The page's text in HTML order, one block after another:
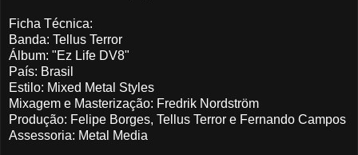
Ficha Técnica:
Banda: Tellus Terror
Álbum: "Ez Life DV8"
País: Brasil
Estilo: Mixed Metal Styles
Mixagem e Masterização: Fredrik Nordström
Produção: Felipe Borges, Tellus Terror e Fernando Campos
Assessoria: Metal Media